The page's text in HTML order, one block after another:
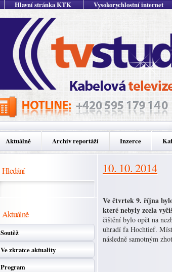
Hlavní stránka KTK Vysokorychlostní internet
Aktuálně Archív reportáží Inzerce
Hledání
Aktuálně
Soutěž
Ve zkratce aktuality
Program
10. 10. 2014
Ve čtvrtek 9. října
které nebyly zcela
čištění bylo opět na
uhradí fa Hochtief.
následně samotným